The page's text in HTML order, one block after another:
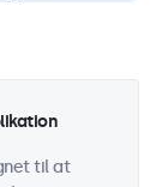
til at